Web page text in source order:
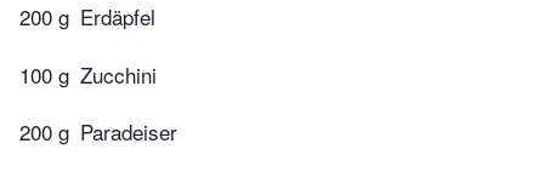
200 g Erdäpfel
100 g Zucchini
200 g Paradeiser